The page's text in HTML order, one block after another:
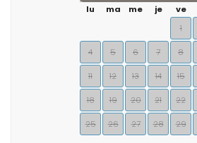
lu
ma me je ve
1
4 5 6 7 8
11 12 13 14 15
18 19 20 21 22
25 26 27 28 29